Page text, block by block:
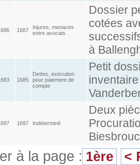
1687
Injures, menaces
entre avocats
Dossier
cotées
à
1685
Dettes, exécution
pour paiement de
compte
Petit
1697 Indéterminé
Deux
à la page : 1ère
<